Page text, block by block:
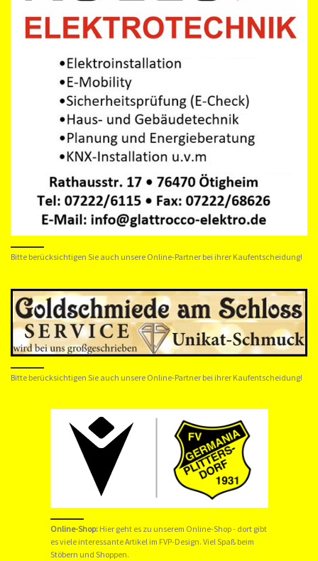
Bitte berücksichtigen Sie auch unsere Online-Partner bei ihrer Kaufentscheidung!
Bitte berücksichtigen Sie auch unsere Online-Partner bei ihrer Kaufentscheidung!
Online-Shop:Hier geht es zu unserem Online-Shop- dort gibt
es viele interessante Artikel im FVP-Design. Viel Spaß beim
Stöbern und Shoppen.